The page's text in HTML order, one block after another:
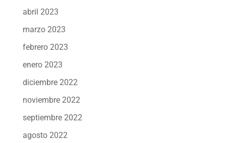
abril 2023
marzo 2023
febrero 2023
enero 2023
diciembre 2022
noviembre 2022
septiembre 2022
agosto 2022